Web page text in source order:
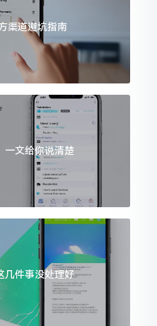
渠道避坑指南
文给你说清楚
几件事没处理好